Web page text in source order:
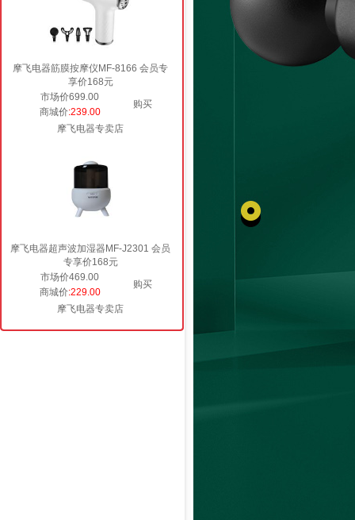
摩飞电器筋膜按摩仪MF-8166 会员专
享价168元
市场价699.00
购买
商城价:239.00
摩飞电器专卖店
摩飞电器超声波加湿器MF-J2301 会员
专享价168元
市场价469.00
购买
商城价:229.00
摩飞电器专卖店